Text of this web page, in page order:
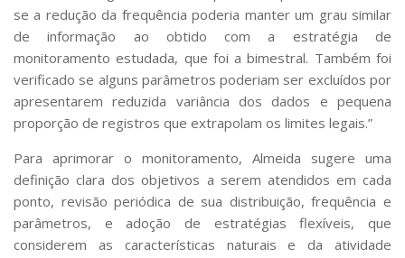
se a redução da frequência poderia manter um grau similar
de informação ao obtido com a estratégia de
monitoramento estudada, que foi a bimestral. Também foi
verificado se alguns parâmetros poderiam ser excluídos por
apresentarem reduzida variância dos dados e pequena
proporção de registros que extrapolam os limites legais.”
Para aprimorar o monitoramento, Almeida sugere uma
definição clara dos objetivos a serem atendidos em cada
ponto, revisão periódica de sua distribuição, frequência e
parâmetros, e adoção de estratégias flexíveis, que
considerem as características naturais e da atividade